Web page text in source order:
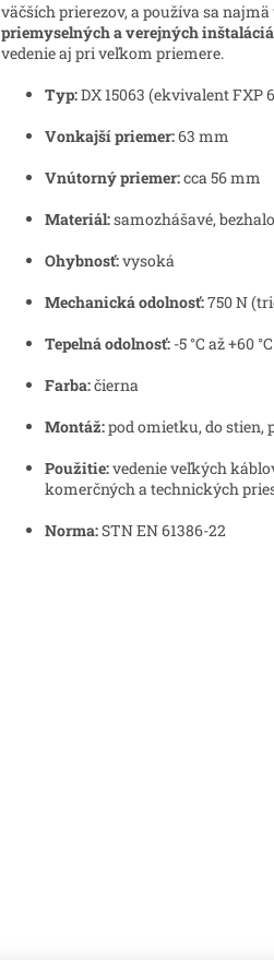
väčších prierezov, a používa sa najmä
priemyselných a verejných
vedenie aj pri veľkom priemere.
Typ:DX 15063 (ekvivalent FXP
Vonkajší priemer:63 mm
Vnútorný priemer:cca 56 mm
Materiál:samozhášavé,
Ohybnosť:vysoká
Mechanická odolnosť:750 N
Tepelná odolnosť: -5 °C až +60 °C
Farba:čierna
Montáž:pod omietku, do stien,
Použitie:vedenie veľkých
komerčných a technických
Norma:STN EN 61386-22